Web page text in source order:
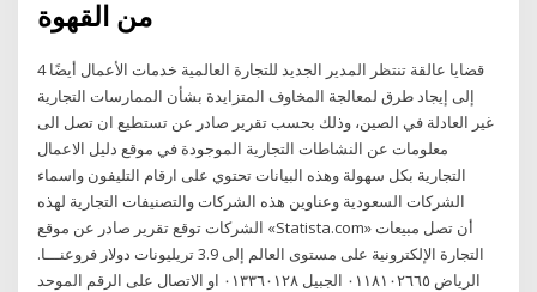
4 قضايا عالقة تنتظر المدير الجديد للتجارة العالمية خدمات الأعمال أيضًا
إلى إيجاد طرق لمعالجة المخاوف المتزايدة بشأن الممارسات التجارية
غير العادلة في الصين، وذلك بحسب تقرير صادر عن تستطيع ان تصل الى
معلومات عن النشاطات التجارية الموجودة في موقع دليل الاعمال
التجارية بكل سهولة وهذه البيانات تحتوي على ارقام التليفون واسماء
الشركات السعودية وعناوين هذه الشركات والتصنيفات التجارية لهذه
الشركات توقع تقرير صادر عن موقع «Statista.com» أن تصل مبيعات
التجارة الإلكترونية على مستوى العالم إلى 3.9 تريليونات دولار فروعنـــا.
الرياض ٠١١٨١٠٢٦٦٥ الجبيل ٠١٣٣٦٠١٢٨ او الاتصال على الرقم الموحد